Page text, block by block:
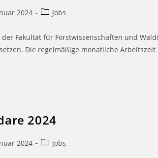
2024 Jobs
Fakultät für Forstwissenschaften und
Die regelmäßige monatliche
2024
2024 Jobs